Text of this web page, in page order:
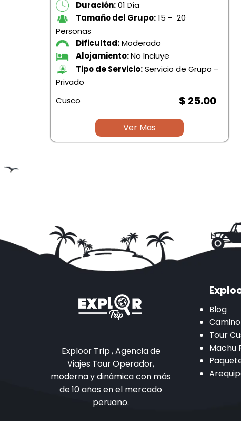
Duración:01 Día
Tamaño del Grupo:15 – 20
Personas
Dificultad:Moderado
Alojamiento:No Incluye
Tipo de Servicio:Servicio de Grupo –
Privado
Cusco
$ 25.00
Ver Mas
Exploor Trip , Agencia de
Viajes Tour Operador,
moderna y dinámica con más
de 10 años en el mercado
peruano.
Blog
Tour
Machu